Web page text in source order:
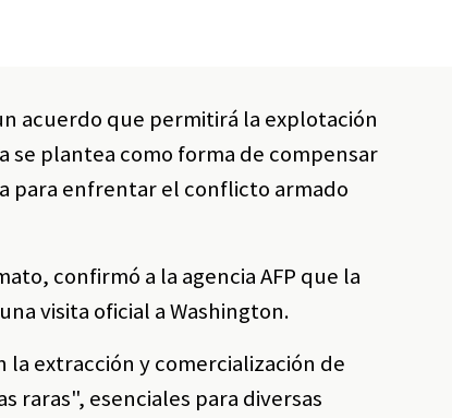
acuerdo que permitirá la explotación
se plantea como forma de compensar
para enfrentar el conflicto armado
confirmó a la agencia AFP que la
visita oficial a Washington.
la extracción y comercialización de
raras", esenciales para diversas